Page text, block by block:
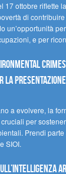
17 ottobre riflette
di
un’opportunità
e per
la
a evolvere, la
per
Prendi
SIOI.